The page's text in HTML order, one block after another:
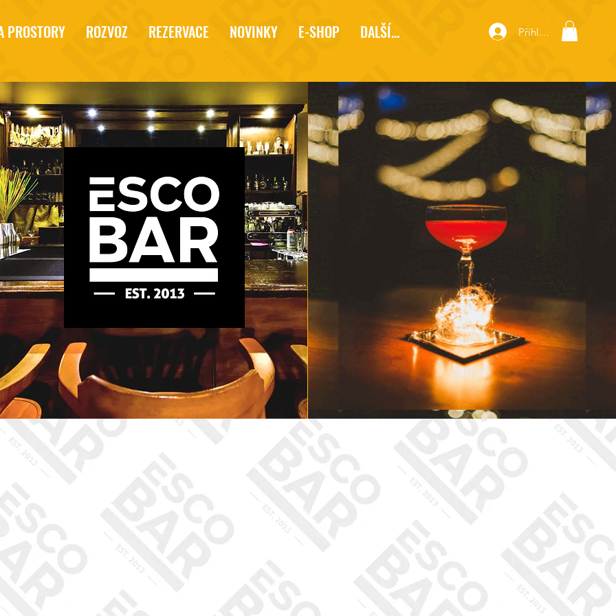
PROSTORY ROZVOZ REZERVACE NOVINKY E-SHOP DALŠÍ... Přihlásit se
Vítejte v Escobaru!
Máme i polední menu!